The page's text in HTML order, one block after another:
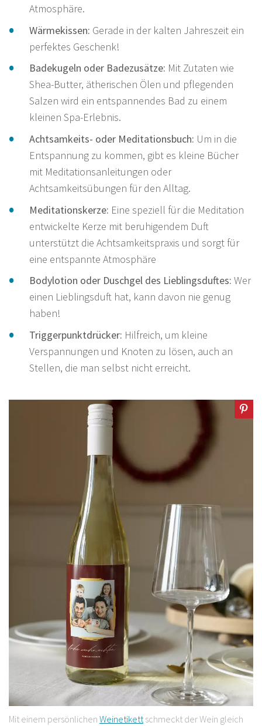
Atmosphäre.
Wärmekissen: Gerade in der kalten Jahreszeit ein
perfektes Geschenk!
Badekugeln oder Badezusätze: Mit Zutaten wie
Shea-Butter, ätherischen Ölen und pflegenden
Salzen wird ein entspannendes Bad zu einem
kleinen Spa-Erlebnis.
Achtsamkeits- oder Meditationsbuch: Um in die
Entspannung zu kommen, gibt es kleine Bücher
mit Meditationsanleitungen oder
Achtsamkeitsübungen für den Alltag.
Meditationskerze: Eine speziell für die Meditation
entwickelte Kerze mit beruhigendem Duft
unterstützt die Achtsamkeitspraxis und sorgt für
eine entspannte Atmosphäre
Bodylotion oder Duschgel des Lieblingsduftes: Wer
einen Lieblingsduft hat, kann davon nie genug
haben!
Triggerpunktdrücker: Hilfreich, um kleine
Verspannungen und Knoten zu lösen, auch an
Stellen, die man selbst nicht erreicht.
Mit einem persönlichen Weinetikettschmeckt der Wein gleich